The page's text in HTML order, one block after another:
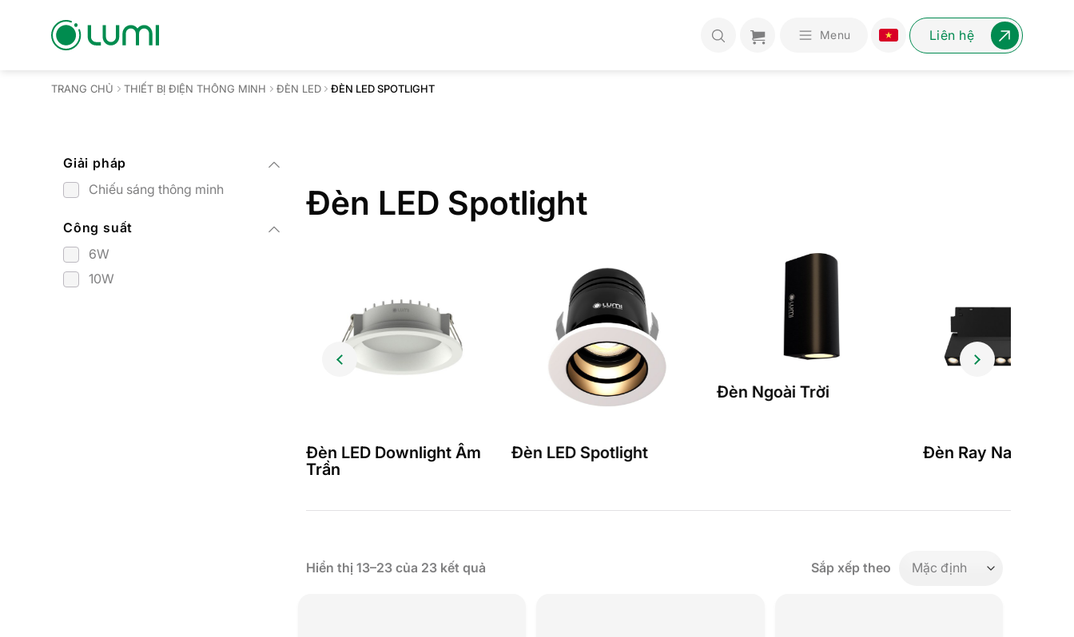
Menu Liên hệ
TRANG CHỦ THIẾT BỊ ĐIỆN THÔNG MINH ĐÈN LED ĐÈN LED SPOTLIGHT
Giải pháp
Chiếu sáng thông minh
Công suất
6W
10W
Đèn LED Spotlight
Đèn LED Downlight Âm
Trần
Đèn LED Spotlight
Đèn Ngoài Trời
Đèn Ray Nam Châm
Hiển thị 13–23 của 23 kết quả Sắp xếp theo